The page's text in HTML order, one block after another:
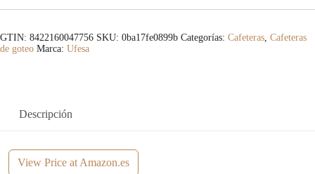
GTIN: 8422160047756 SKU: 0ba17fe0899b Categorías: Cafeteras, Cafeteras
de goteo Marca: Ufesa
Descripción
View Price at Amazon.es